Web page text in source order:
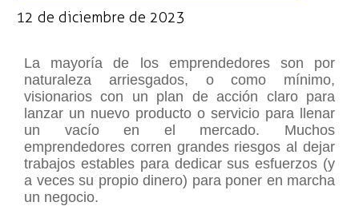
12 de diciembre de 2023
La mayoría de los emprendedores son por
naturaleza arriesgados, o como mínimo,
visionarios con un plan de acción claro para
lanzar un nuevo producto o servicio para llenar
un vacío en el mercado. Muchos
emprendedores corren grandes riesgos al dejar
trabajos estables para dedicar sus esfuerzos (y
a veces su propio dinero) para poner en marcha
un negocio.